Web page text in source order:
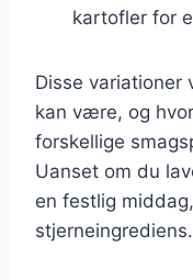
kartofler for
Disse variationer
kan være, og
forskellige
Uanset om du
en festlig
stjerneingrediens.